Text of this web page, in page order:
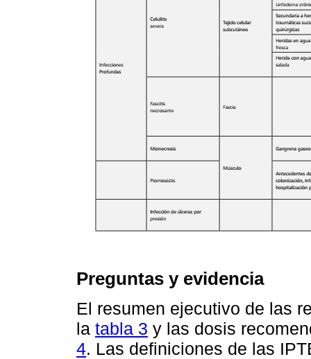
Preguntas y evidencia
El resumen ejecutivo de las
la tabla 3 y las dosis
4. Las definiciones de las